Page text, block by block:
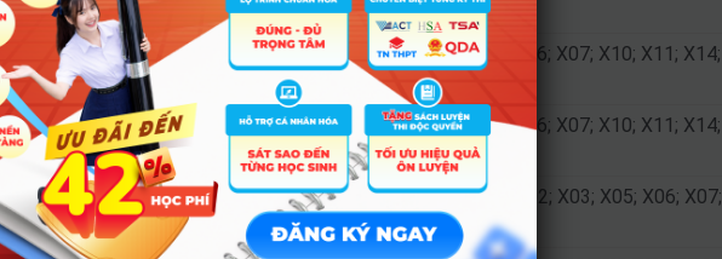
X15; X26; X27; X56
A00; A01; A02; A03; B00; C01; C02; D01; D07; X02; X03; X05; X06; X07; X10; X11; X14;
X15; X26; X27; X56
A00; A01; A02; A03; B00; C01; C02; D01; D07; X02; X03; X05; X06; X07; X10; X11; X14;
X15; X26; X27; X56
A00; A01; A03; A04; C01; C03; C04; D01; D07; D09; D10; X01; X02; X03; X05; X06; X07;
X25; X26; X27